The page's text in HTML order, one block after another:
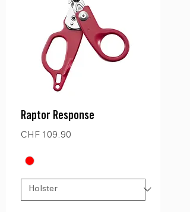
Raptor Response
Preis
CHF 109.90